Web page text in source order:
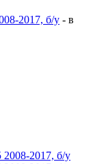
2017, б/у - в